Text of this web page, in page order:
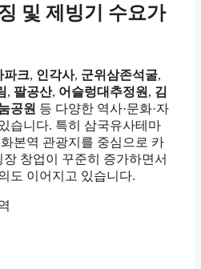
및 제빙기 수요가
파크, 인각사, 군위삼존석굴,
, 팔공산, 어슬렁대추정원 , 김
공원 등 다양한 역사·문화·자
습니다. 특히 삼국유사테마
본역 관광지를 중심으로 카
창업이 꾸준히 증가하면서
도 이어지고 있습니다.